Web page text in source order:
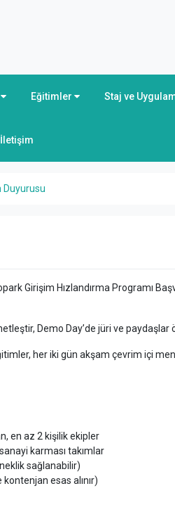
Eğitimler Staj ve
İletişim
Duyurusu
Girişim Hızlandırma Programı
Demo Day’de jüri ve paydaşlar
her iki gün akşam çevrim içi
en az 2 kişilik ekipler
karması takımlar
sağlanabilir)
esas alınır)